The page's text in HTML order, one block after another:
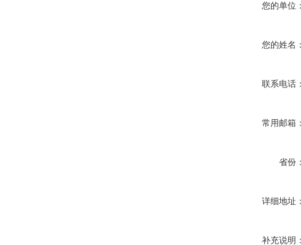
您的单位：
您的姓名：
联系电话：
常用邮箱：
省份：
详细地址：
补充说明：